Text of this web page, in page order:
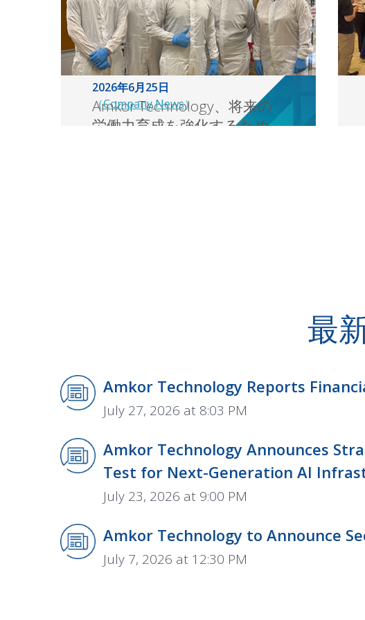
Amkor Technology、将来の
労働力育成を強化するため
2026年6月25日
（Company News）
最
Amkor Technology Reports
July 27, 2026 at 8:03 PM
Amkor Technology Announces
Test for Next-Generation AI
July 23, 2026 at 9:00 PM
Amkor Technology to Announce
July 7, 2026 at 12:30 PM